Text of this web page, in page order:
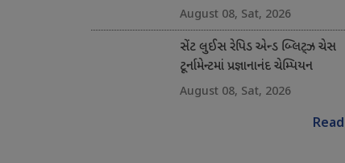
August 08, Sat, 2026
સેંટ લુઈસ રેપિડ એન્ડ બ્લિટ્ઝ ચેસ
ટૂર્નામેન્ટમાં પ્રજ્ઞાનાનંદ ચેમ્પિયન
August 08, Sat, 2026